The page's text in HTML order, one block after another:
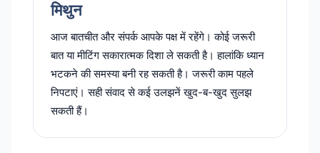
मिथुन
आज बातचीत और संपर्क आपके पक्ष में रहेंगे। कोई जरूरी
बात या मीटिंग सकारात्मक दिशा ले सकती है। हालांकि ध्यान
भटकने की समस्या बनी रह सकती है। जरूरी काम पहले
निपटाएं। सही संवाद से कई उलझनें खुद-ब-खुद सुलझ
सकती हैं।